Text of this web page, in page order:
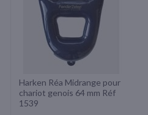
Harken Réa Midrange pour
chariot genois 64 mm Réf
1539